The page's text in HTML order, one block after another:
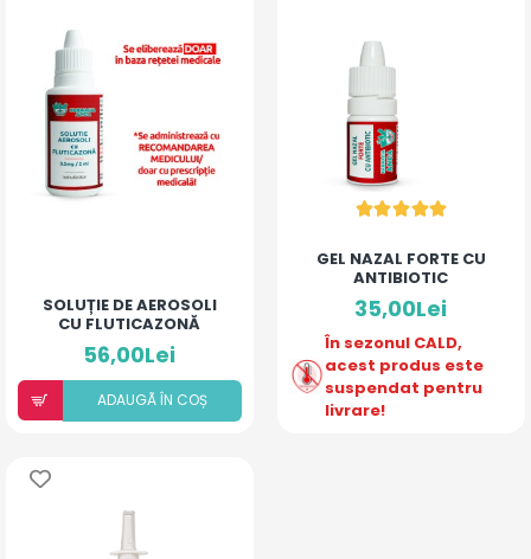
SOLUȚIE DE AEROSOLI
CU FLUTICAZONĂ
(20ML)
56,00Lei
ADAUGÃ ÎN COȘ
GEL NAZAL FORTE CU
ANTIBIOTIC
35,00Lei
În sezonul CALD,
acest produs este
suspendat pentru
livrare!